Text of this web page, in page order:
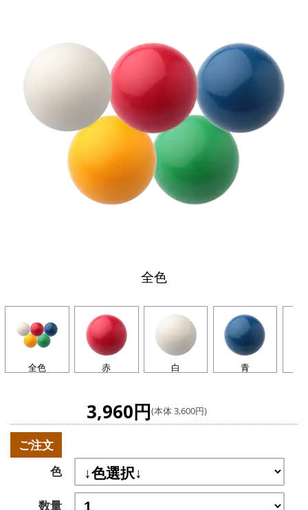
全色
全色 赤 白 青
3,960円(本体 3,600円)
ご注文
色
数量